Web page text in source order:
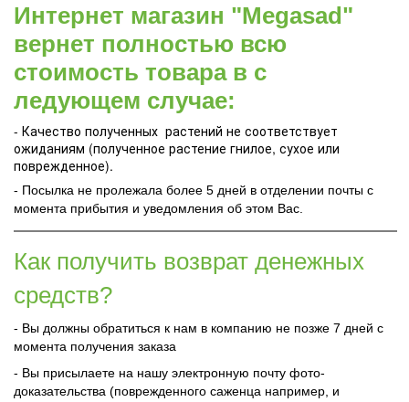
Интернет магазин "Megasad"
вернет полностью всю
стоимость товара в с
ледующем случае:
- Качество полученных растений не соответствует
ожиданиям (полученное растение гнилое, сухое или
поврежденное).
- Посылка не пролежала более 5 дней в отделении почты с
момента прибытия и уведомления об этом Вас.
Как получить возврат денежных
средств?
- Вы должны обратиться к нам в компанию не позже 7 дней с
момента получения заказа
- Вы присылаете на нашу электронную почту фото-
доказательства (поврежденного саженца например, и